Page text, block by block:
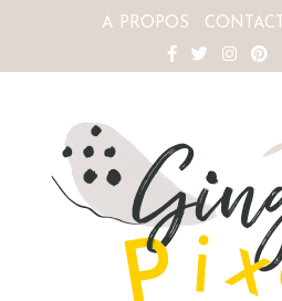
A PROPOS CONTACT